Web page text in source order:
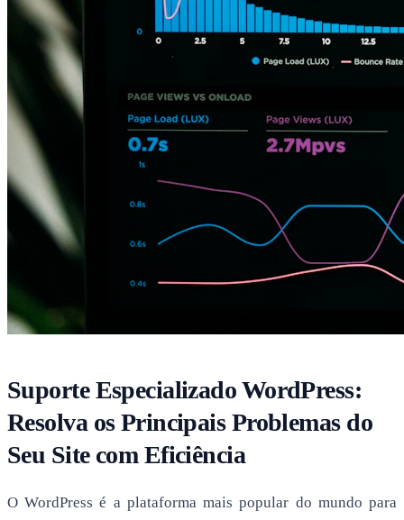
Suporte Especializado WordPress:
Resolva os Principais Problemas do
Seu Site com Eficiência
O WordPress é a plataforma mais popular do mundo para